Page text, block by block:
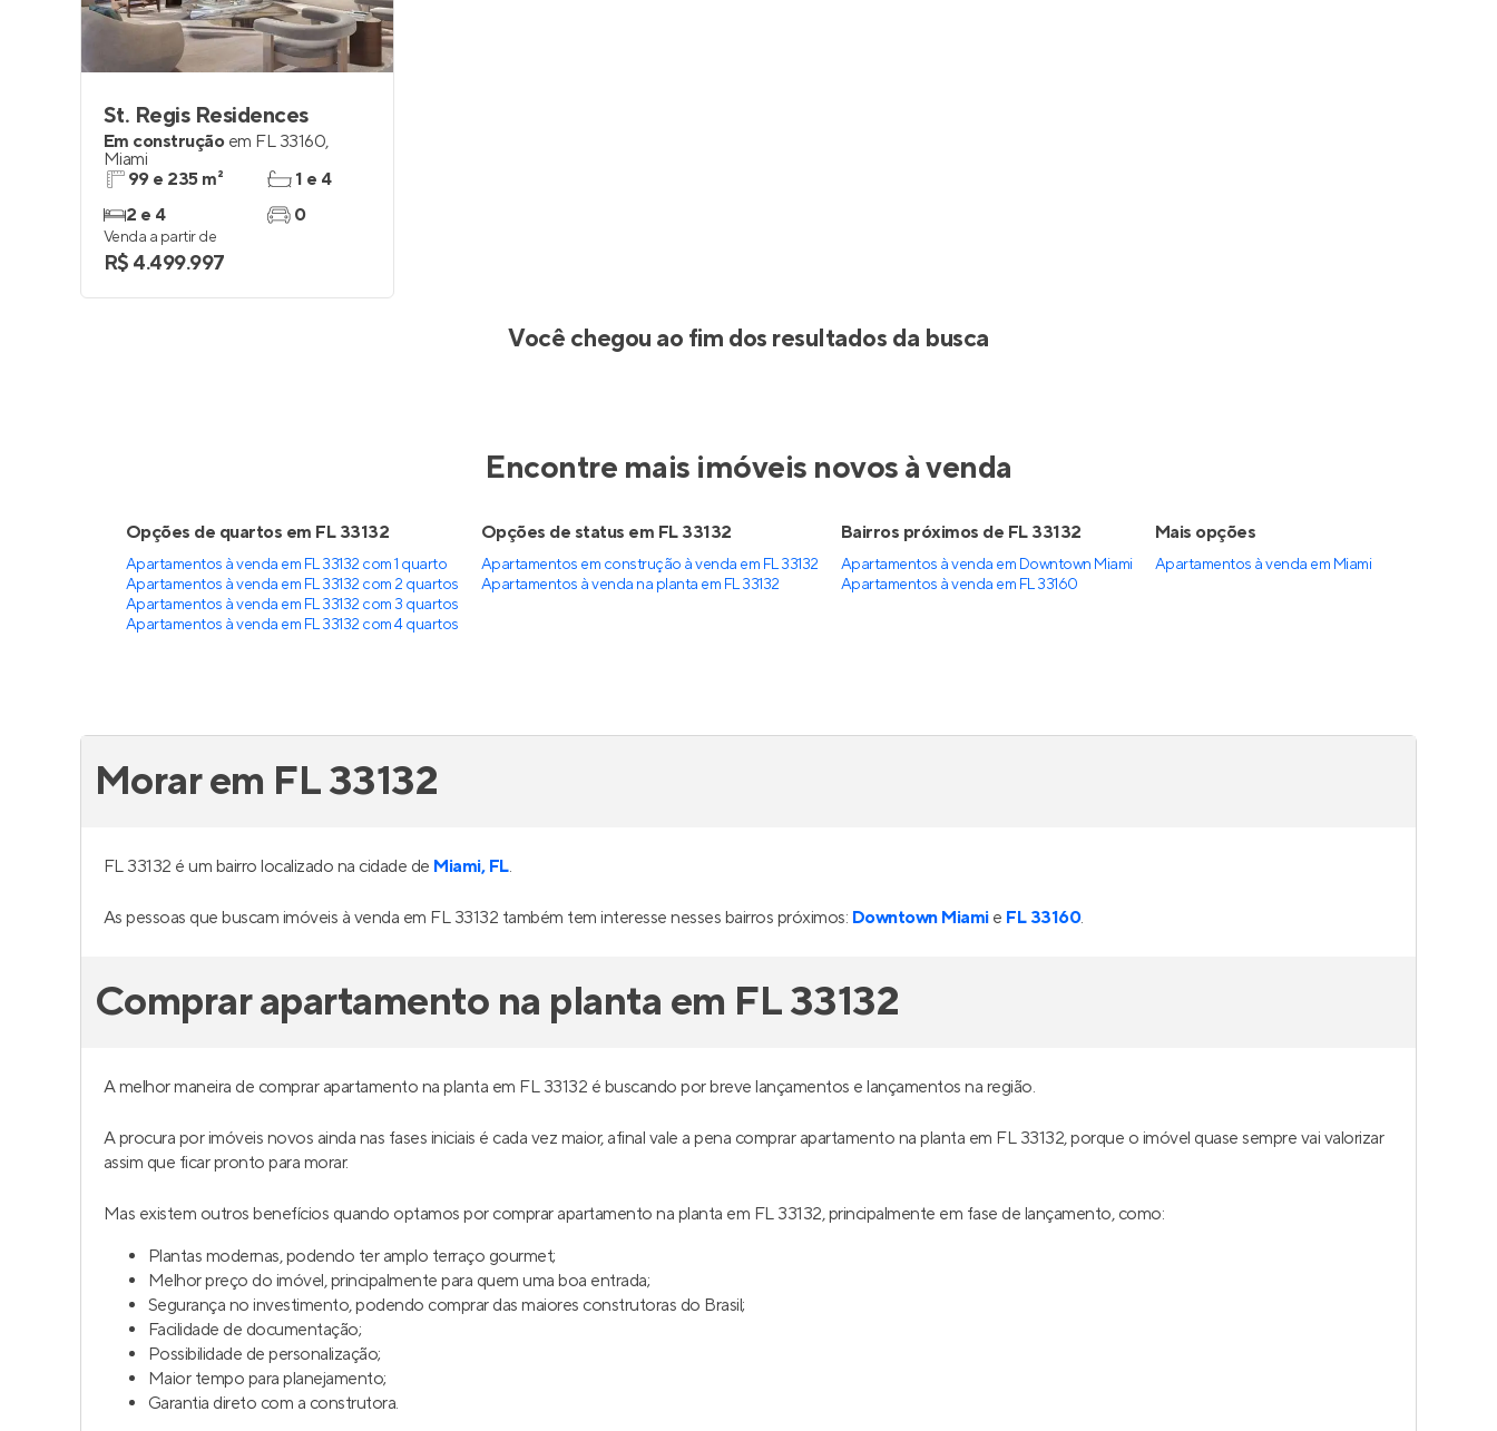
St. Regis Residences
Em construção em FL 33160,
Miami
99 e 235 m²
2 e 4
1 e 4
0
Venda a partir de
R$ 4.499.997
Você chegou ao fim dos resultados da busca
Encontre mais imóveis novos à venda
Opções de quartos em FL 33132
Apartamentos à venda em FL 33132 com 1 quarto
Apartamentos à venda em FL 33132 com 2 quartos
Apartamentos à venda em FL 33132 com 3 quartos
Apartamentos à venda em FL 33132 com 4 quartos
Opções de status em FL 33132
Apartamentos em construção à venda em FL 33132
Apartamentos à venda na planta em FL 33132
Bairros próximos de FL 33132
Apartamentos à venda em Downtown Miami
Apartamentos à venda em FL 33160
Mais opções
Apartamentos à venda em Miami
Morar em FL 33132
FL 33132 é um bairro localizado na cidade de Miami, FL.
As pessoas que buscam imóveis à venda em FL 33132 também tem interesse nesses bairros próximos: Downtown Miamie FL 33160.
Comprar apartamento na planta em FL 33132
A melhor maneira de comprar apartamento na planta em FL 33132 é buscando por breve lançamentos e lançamentos na região.
A procura por imóveis novos ainda nas fases iniciais é cada vez maior, afinal vale a pena comprar apartamento na planta em FL 33132, porque o imóvel quase sempre vai valorizar
assim que ficar pronto para morar.
Mas existem outros benefícios quando optamos por comprar apartamento na planta em FL 33132, principalmente em fase de lançamento, como:
Plantas modernas, podendo ter amplo terraço gourmet;
Melhor preço do imóvel, principalmente para quem uma boa entrada;
Segurança no investimento, podendo comprar das maiores construtoras do Brasil;
Facilidade de documentação;
Possibilidade de personalização;
Maior tempo para planejamento;
Garantia direto com a construtora.